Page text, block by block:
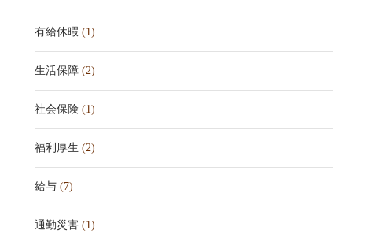
有給休暇 (1)
生活保障 (2)
社会保険 (1)
福利厚生 (2)
給与 (7)
通勤災害 (1)